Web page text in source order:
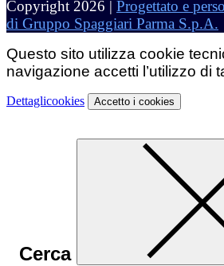
Copyright 2026 | Progettato e
di Gruppo Spaggiari Parma S.p.A.
Questo sito utilizza cookie
navigazione accetti l’utilizzo di
Dettaglicookies Accetto i cookies
Cerca